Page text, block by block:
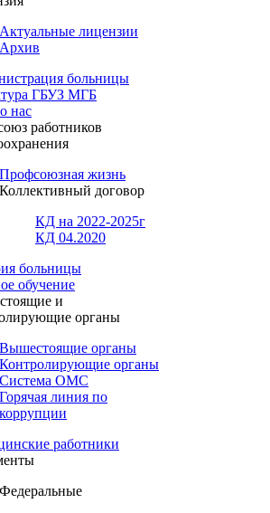
Актуальные лицензии
Архив
больницы
ГБУЗ МГБ
нас
работников
Профсоюзная жизнь
Коллективный договор
КД на 2022-2025г
КД 04.2020
больницы
обучение
и
органы
Вышестоящие органы
Контролирующие органы
Система ОМС
Горячая линия по
коррупции
работники
Федеральные